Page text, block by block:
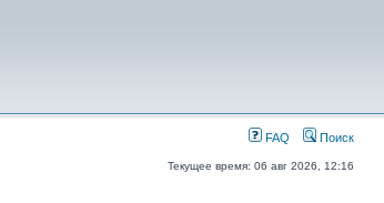
FAQ Поиск
Текущее время: 06 авг 2026, 12:16